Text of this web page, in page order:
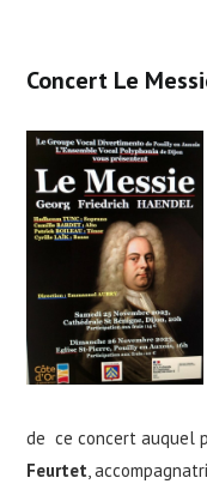
Concert Le
de ce concert auquel
Feurtet,